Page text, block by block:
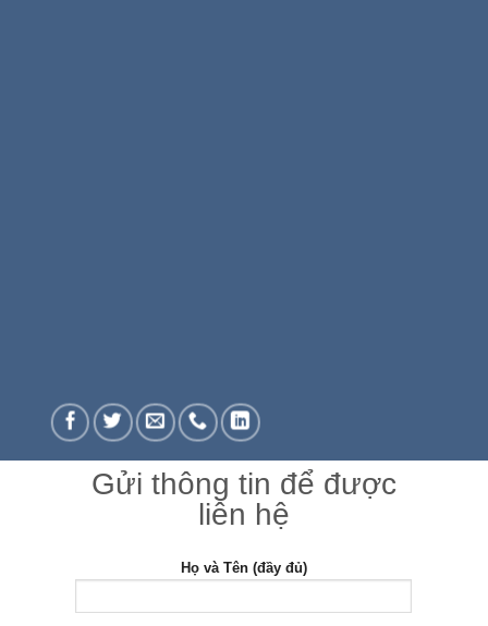
Gửi thông tin để được
liên hệ
Họ và Tên (đầy đủ)